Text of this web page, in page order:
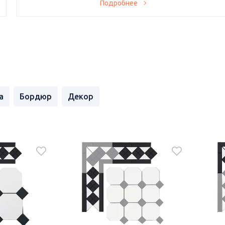
Хотите создать уникальный интерьер по супервыгодной
Подробнее
Бордюр Декор